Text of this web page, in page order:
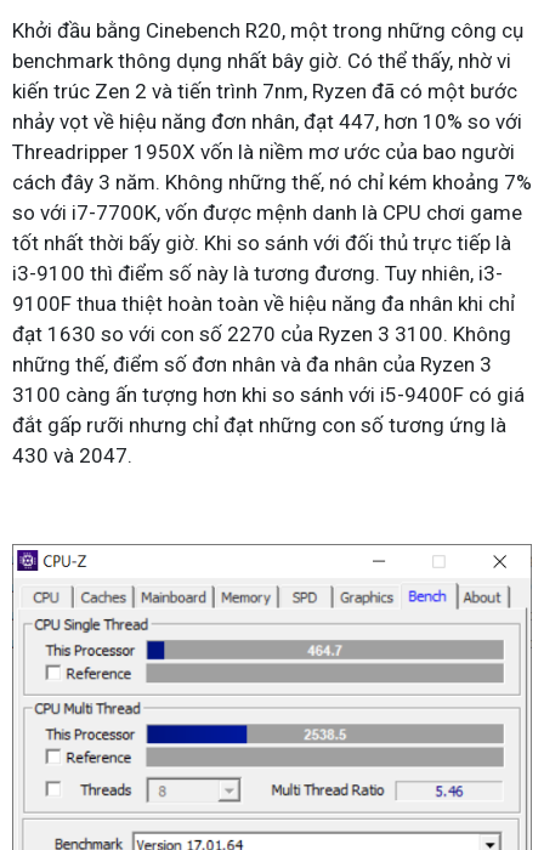
Khởi đầu bằng Cinebench R20, một trong những công cụ
benchmark thông dụng nhất bây giờ. Có thể thấy, nhờ vi
kiến trúc Zen 2 và tiến trình 7nm, Ryzen đã có một bước
nhảy vọt về hiệu năng đơn nhân, đạt 447, hơn 10% so với
Threadripper 1950X vốn là niềm mơ ước của bao người
cách đây 3 năm. Không những thế, nó chỉ kém khoảng 7%
so với i7-7700K, vốn được mệnh danh là CPU chơi game
tốt nhất thời bấy giờ. Khi so sánh với đối thủ trực tiếp là
i3-9100 thì điểm số này là tương đương. Tuy nhiên, i3-
9100F thua thiệt hoàn toàn về hiệu năng đa nhân khi chỉ
đạt 1630 so với con số 2270 của Ryzen 3 3100. Không
những thế, điểm số đơn nhân và đa nhân của Ryzen 3
3100 càng ấn tượng hơn khi so sánh với i5-9400F có giá
đắt gấp rưỡi nhưng chỉ đạt những con số tương ứng là
430 và 2047.